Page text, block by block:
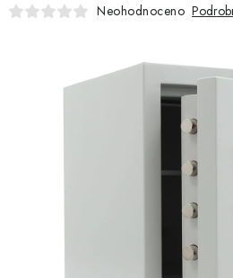
ZÁMEČNICKÉ SLUŽBY
PROTIPOŽÁRNÍ BATERIOVÉ
Neohodnoceno